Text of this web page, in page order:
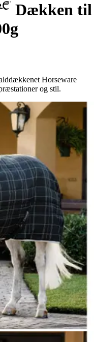
Dækken til
Horseware
og stil.